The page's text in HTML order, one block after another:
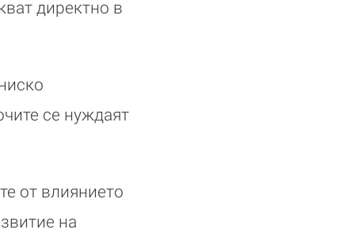
директно в
се нуждаят
от влиянието
на